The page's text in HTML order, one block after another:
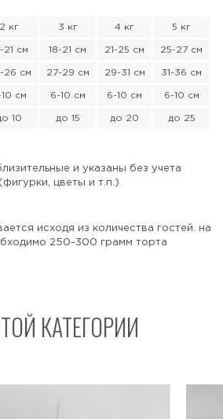
2 кг 3 кг 4 кг 5 кг
21 см 18-21 см 21-25 см 25-27 см
26 см 27-29 см 29-31 см 31-36 см
см 6-10 см 6-10 см 6-10 см
10 до 15 до 20 до 25
и указаны без учета
цветы и т.п.)
исходя из количества гостей. на
250-300 грамм торта
КАТЕГОРИИ
файл или фото
Отправить